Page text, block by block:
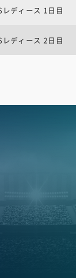
ディース 1日目
ディース 2日目